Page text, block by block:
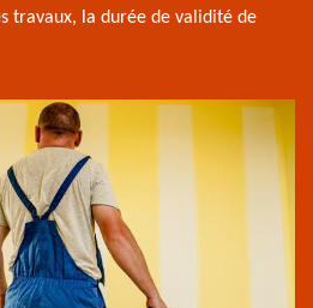
travaux, la durée de validité de